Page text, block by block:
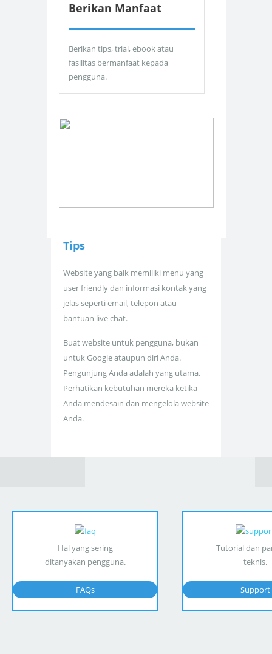
Berikan Manfaat
Berikan tips, trial, ebook atau
fasilitas bermanfaat kepada
pengguna.
Tips
Website yang baik memiliki menu yang
user friendly dan informasi kontak yang
jelas seperti email, telepon atau
bantuan live chat.
Buat website untuk pengguna, bukan
untuk Google ataupun diri Anda.
Pengunjung Anda adalah yang utama.
Perhatikan kebutuhan mereka ketika
Anda mendesain dan mengelola website
Anda.
Hal yang sering
ditanyakan pengguna.
FAQs
Tutorial dan
teknis.
Support